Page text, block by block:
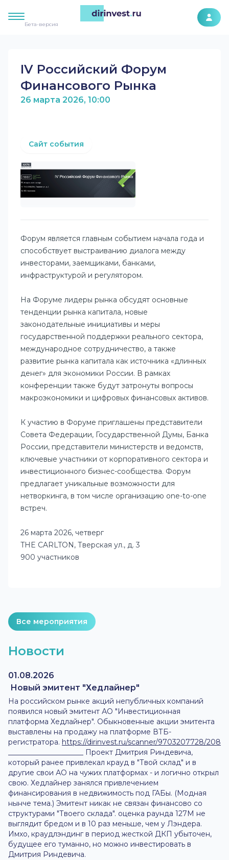
Бета-версия
IV Российский Форум
Финансового Рынка
26 марта 2026, 10:00
Сайт события
Форум является главным событием начала года и
способствует выстраиванию диалога между
инвесторами, заемщиками, банками,
инфраструктурой и регулятором.
На Форуме лидеры рынка обсудят основные
тенденции рынка капитала, новые
законодательные инициативы и меры
государственной поддержки реального сектора,
международное сотрудничество, а также
развитие рынка капитала как источника «длинных
денег» для экономики России. В рамках
конференции также будут затронуты вопросы
макроэкономики и цифровых финансовых активов.
К участию в Форуме приглашены представители
Совета Федерации, Государственной Думы, Банка
России, представители министерств и ведомств,
ключевые участники от корпоративного сектора и
инвестиционного бизнес-сообщества. Форум
предлагает уникальные возможности для
нетворкинга, в том числе организацию one-to-one
встреч.
26 марта 2026, четверг
THE CARLTON, Тверская ул., д. 3
900 участников
Все мероприятия
Новости
01.08.2026
Новый эмитент "Хедлайнер"
На российском рынке акций непубличных компаний
появился новый эмитент АО "Инвестиционная
платформа Хедлайнер". Обыкновенные акции эмитента
выставлены на продажу на платформе ВТБ-
регистратора. https://dirinvest.ru/scanner/9703207728/208
_____________________ Проект Дмитрия Риндевича,
который ранее привлекал крауд в "Твой склад" и в
другие свои АО на чужих платформах - и логично открыл
свою. Хедлайнер занялся привлечением
финансирования в недвижимость под ГАБы. (Модная
нынче тема.) Эмитент никак не связан финансово со
структурами "Твоего склада". оценка раунда 127М не
выглядит бредом и в 10 раз меньше, чем у Лэндера.
Имхо, краудлэндинг в период жесткой ДКП убыточен,
будущее его туманно, но можно инвестировать в
Дмитрия Риндевича.